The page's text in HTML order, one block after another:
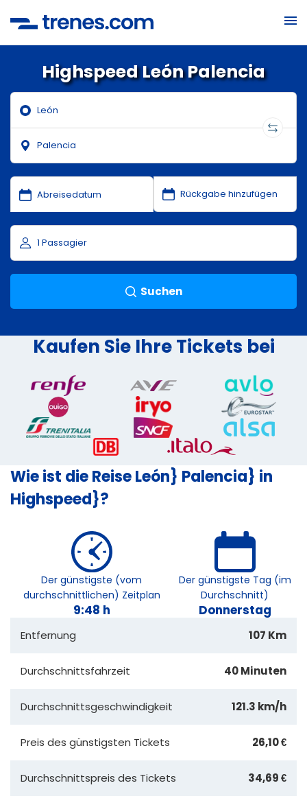
Highspeed León Palencia
Suchen
Kaufen Sie Ihre Tickets bei
Wie ist die Reise León} Palencia} in
Highspeed}?
Der günstigste (vom
durchschnittlichen) Zeitplan
9:48 h
Der günstigste Tag (im
Durchschnitt)
Donnerstag
Entfernung 107 Km
Durchschnittsfahrzeit 40 Minuten
Durchschnittsgeschwindigkeit 121.3 km/h
Preis des günstigsten Tickets 26,10 €
Durchschnittspreis des Tickets 34,69 €